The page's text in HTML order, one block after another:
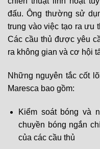
đấu. Ông thường sử
trung vào việc tạo ra ưu
Các cầu thủ được yêu
ra không gian và cơ hội
Những nguyên tắc cốt
Maresca bao gồm:
Kiểm soát bóng và
chuyền bóng ngắn
của các cầu thủ